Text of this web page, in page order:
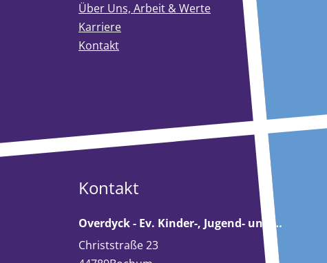
Über Uns, Arbeit & Werte
Karriere
Kontakt
Kontakt
Overdyck - Ev. Kinder-, Jugend- und …
Christstraße 23